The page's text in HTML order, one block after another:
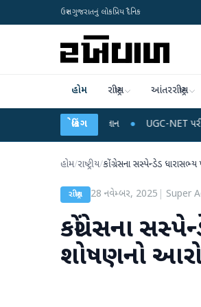
ઉત્તર ગુજરાતનું લોકપ્રિય દૈનિક
હોમ રાષ્ટ્રીય આંતરરાષ્ટ્રીય
બ્રેકિંગ
● UGC-NET પરીક્ષા લીકના
હોમ/રાષ્ટ્રીય/કોંગ્રેસના સસ્પેન્ડેડ
રાષ્ટ્રીય 28 નવેમ્બર, 2025 Super
કોંગ્રેસના
શોષણનો